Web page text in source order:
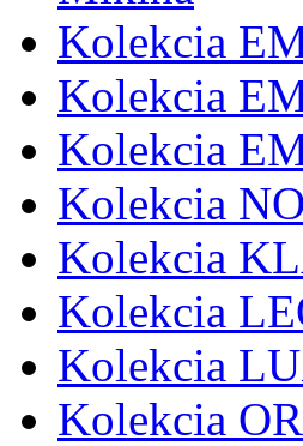
Kolekcia
Kolekcia
Kolekcia
Kolekcia
Kolekcia
Kolekcia
Kolekcia
Kolekcia